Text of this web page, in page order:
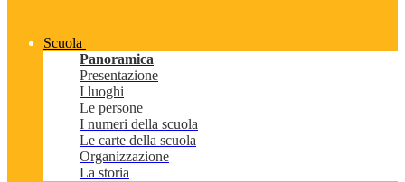
Scuola
Panoramica
Presentazione
I luoghi
Le persone
I numeri della scuola
Le carte della scuola
Organizzazione
La storia